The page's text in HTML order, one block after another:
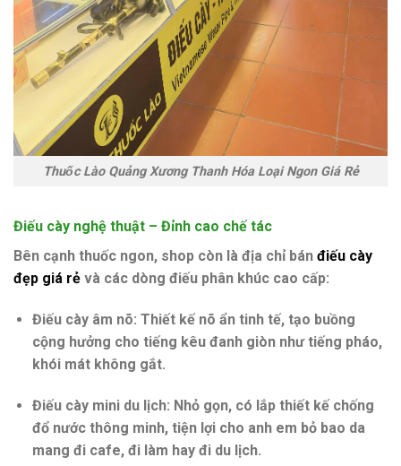
Thuốc Lào Quảng Xương Thanh Hóa Loại Ngon Giá Rẻ
Điếu cày nghệ thuật – Đỉnh cao chế tác
Bên cạnh thuốc ngon, shop còn là địa chỉ bán điếu cày
đẹp giá rẻ và các dòng điếu phân khúc cao cấp:
Điếu cày âm nõ: Thiết kế nõ ẩn tinh tế, tạo buồng
cộng hưởng cho tiếng kêu đanh giòn như tiếng pháo,
khói mát không gắt.
Điếu cày mini du lịch: Nhỏ gọn, có lắp thiết kế chống
đổ nước thông minh, tiện lợi cho anh em bỏ bao da
mang đi cafe, đi làm hay đi du lịch.